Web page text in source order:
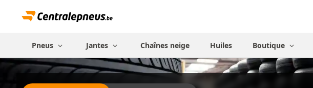
Pneus Jantes Chaînes neige Huiles Boutique